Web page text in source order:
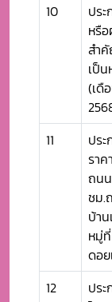
10
ปร
หรื
สำ
เป็
(เดื
11
ปร
ราค
ถน
ชม.
บ้า
หมู่
ดอย
12
ประ